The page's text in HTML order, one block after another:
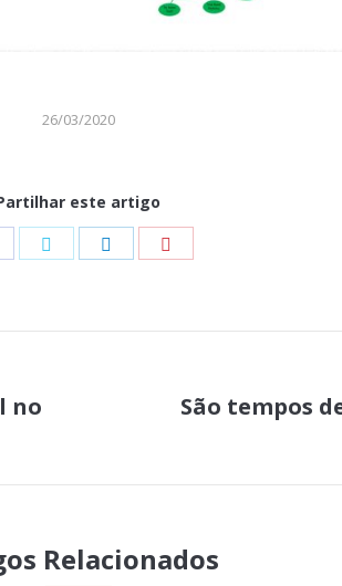
26/03/2020
este artigo
no
São tempos
Relacionados